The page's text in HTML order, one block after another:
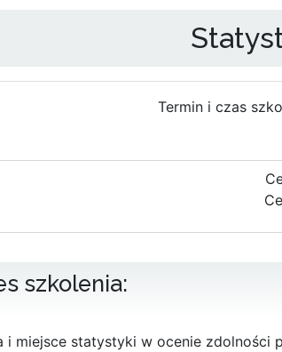
Termin i czas
szkolenia:
i miejsce statystyki w ocenie zdolności